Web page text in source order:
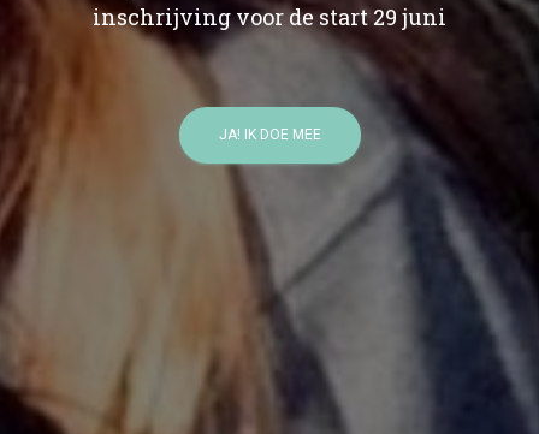
inschrijving voor de start 29 juni
JA! IK DOE MEE